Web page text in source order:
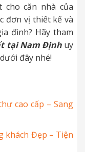
căn nhà của
đơn vị thiết kế và
đình? Hãy tham
tại Nam Địnhuy
đây nhé!
cao cấp – Sang
khách Đẹp – Tiện